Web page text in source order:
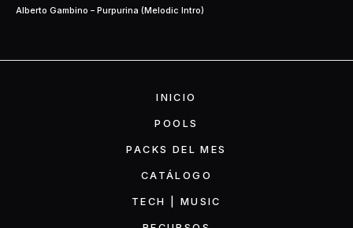
Alberto Gambino – Purpurina (Melodic Intro)
INICIO
POOLS
PACKS DEL MES
CATÁLOGO
TECH | MUSIC